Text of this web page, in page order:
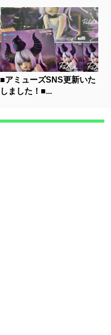
■アミューズSNS更新いた
しました！■...